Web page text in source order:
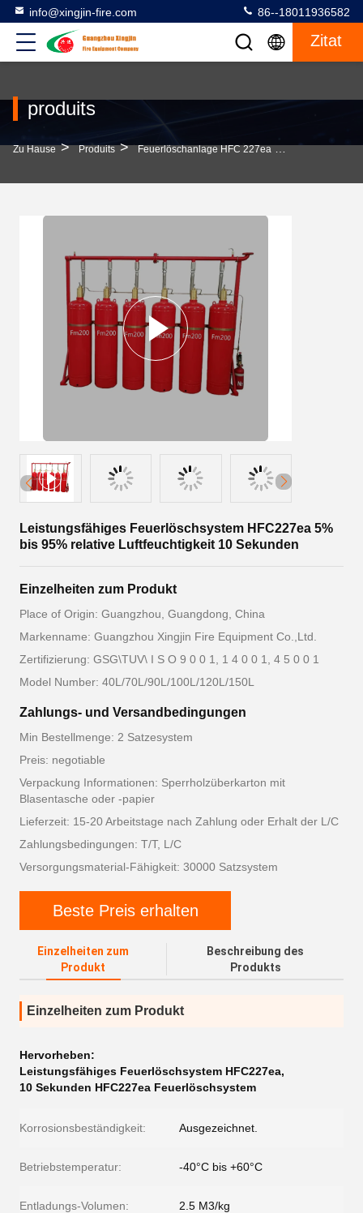
info@xingjin-fire.com 86--18011936582
Zitat
produits
Zu Hause > Produits > Feuerlöschanlage HFC 227ea >
Leistungsfähiges Feuerlöschsystem HFC227ea 5%
bis 95% relative Luftfeuchtigkeit 10 Sekunden
Einzelheiten zum Produkt
Place of Origin: Guangzhou, Guangdong, China
Markenname: Guangzhou Xingjin Fire Equipment Co.,Ltd.
Zertifizierung: GSG\TUV\ I S O 9 0 0 1, 1 4 0 0 1, 4 5 0 0 1
Model Number: 40L/70L/90L/100L/120L/150L
Zahlungs- und Versandbedingungen
Min Bestellmenge: 2 Satzesystem
Preis: negotiable
Verpackung Informationen: Sperrholzüberkarton mit
Blasentasche oder -papier
Lieferzeit: 15-20 Arbeitstage nach Zahlung oder Erhalt der L/C
Zahlungsbedingungen: T/T, L/C
Versorgungsmaterial-Fähigkeit: 30000 Satzsystem
Beste Preis erhalten
Einzelheiten zum
Produkt
Beschreibung des
Produkts
Einzelheiten zum Produkt
Hervorheben:
Leistungsfähiges Feuerlöschsystem HFC227ea,
10 Sekunden HFC227ea Feuerlöschsystem
Korrosionsbeständigkeit: Ausgezeichnet.
Betriebstemperatur: -40°C bis +60°C
Entladungs-Volumen: 2.5 M3/kg